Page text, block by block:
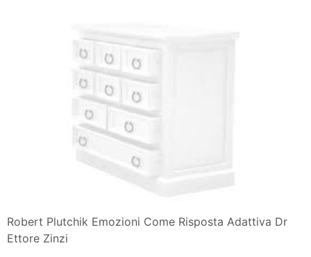
Robert Plutchik Emozioni Come Risposta Adattiva Dr
Ettore Zinzi